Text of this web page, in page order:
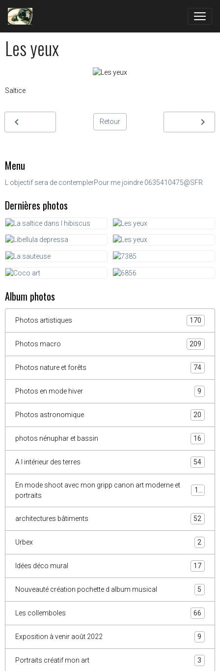
Les yeux
Saltice
Retour
Menu
L objectif sera de contemplerPour me joindre 0635410475@SFR
Dernières photos
Album photos
Photos artistiques 170
Photos macro 209
Photos nature et forêts 74
Photos en mode hiver 9
Photos astronomique 20
photos nénuphar et bassin 16
A l intérieur des terres 54
En mode shoot avec mon gripp canon art moderne et
portraits
10
architectures bâtiments 52
Urbex 2
Idées déco mural 17
Nouveauté création pochette d album musical 5
Les collemboles 66
Exposition à venir août 2022 9
Portraits créatif mon art 3